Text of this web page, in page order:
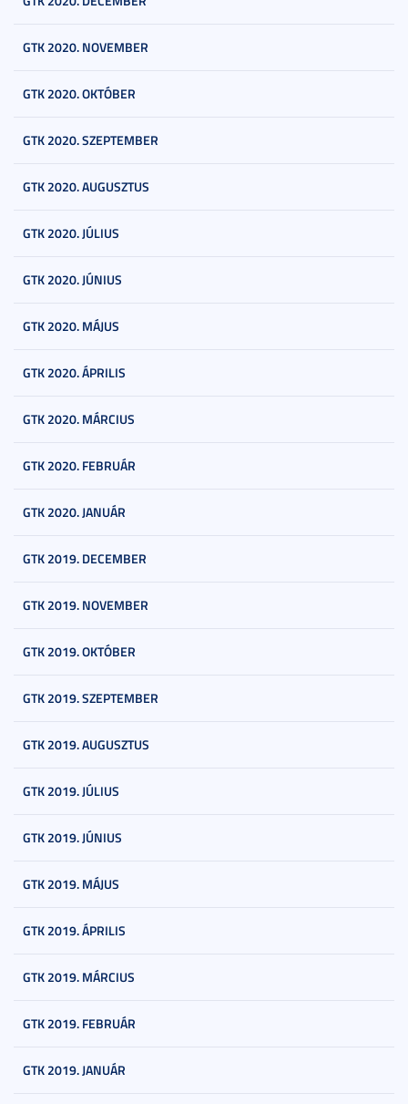
GTK 2020. NOVEMBER
GTK 2020. OKTÓBER
GTK 2020. SZEPTEMBER
GTK 2020. AUGUSZTUS
GTK 2020. JÚLIUS
GTK 2020. JÚNIUS
GTK 2020. MÁJUS
GTK 2020. ÁPRILIS
GTK 2020. MÁRCIUS
GTK 2020. FEBRUÁR
GTK 2020. JANUÁR
GTK 2019. DECEMBER
GTK 2019. NOVEMBER
GTK 2019. OKTÓBER
GTK 2019. SZEPTEMBER
GTK 2019. AUGUSZTUS
GTK 2019. JÚLIUS
GTK 2019. JÚNIUS
GTK 2019. MÁJUS
GTK 2019. ÁPRILIS
GTK 2019. MÁRCIUS
GTK 2019. FEBRUÁR
GTK 2019. JANUÁR